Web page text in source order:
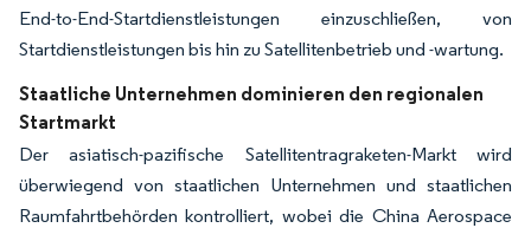
End-to-End-Startdienstleistungen einzuschließen, von
Startdienstleistungen bis hin zu Satellitenbetrieb und -wartung.
Staatliche Unternehmen dominieren den regionalen
Startmarkt
Der asiatisch-pazifische Satellitentragraketen-Markt wird
überwiegend von staatlichen Unternehmen und staatlichen
Raumfahrtbehörden kontrolliert, wobei die China Aerospace